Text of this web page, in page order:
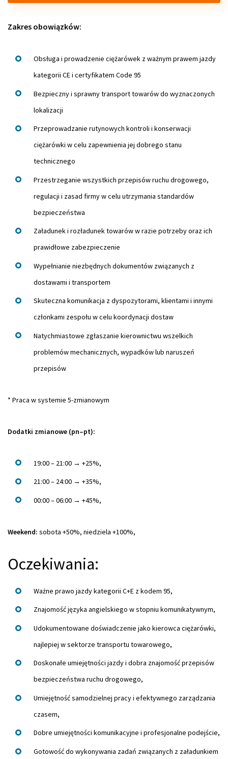
Zakres obowiązków:
Obsługa i prowadzenie ciężarówek z ważnym prawem jazdy
kategorii CE i certyfikatem Code 95
Bezpieczny i sprawny transport towarów do wyznaczonych
lokalizacji
Przeprowadzanie rutynowych kontroli i konserwacji
ciężarówki w celu zapewnienia jej dobrego stanu
technicznego
Przestrzeganie wszystkich przepisów ruchu drogowego,
regulacji i zasad firmy w celu utrzymania standardów
bezpieczeństwa
Załadunek i rozładunek towarów w razie potrzeby oraz ich
prawidłowe zabezpieczenie
Wypełnianie niezbędnych dokumentów związanych z
dostawami i transportem
Skuteczna komunikacja z dyspozytorami, klientami i innymi
członkami zespołu w celu koordynacji dostaw
Natychmiastowe zgłaszanie kierownictwu wszelkich
problemów mechanicznych, wypadków lub naruszeń
przepisów
* Praca w systemie 5-zmianowym
Dodatki zmianowe (pn–pt):
19:00 – 21:00 → +25%,
21:00 – 24:00 → +35%,
00:00 – 06:00 → +45%,
Weekend: sobota +50%, niedziela +100%,
Oczekiwania:
Ważne prawo jazdy kategorii C+E z kodem 95,
Znajomość języka angielskiego w stopniu komunikatywnym,
Udokumentowane doświadczenie jako kierowca ciężarówki,
najlepiej w sektorze transportu towarowego,
Doskonałe umiejętności jazdy i dobra znajomość przepisów
bezpieczeństwa ruchu drogowego,
Umiejętność samodzielnej pracy i efektywnego zarządzania
czasem,
Dobre umiejętności komunikacyjne i profesjonalne podejście,
Gotowość do wykonywania zadań związanych z załadunkiem